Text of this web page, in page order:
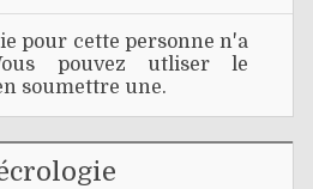
pour cette personne n'a
pouvez utliser le
soumettre une.